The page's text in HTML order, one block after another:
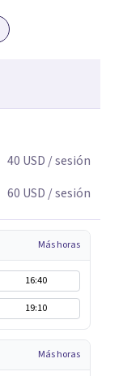
40 USD / sesión
60 USD / sesión
Más horas
16:40
19:10
Más horas